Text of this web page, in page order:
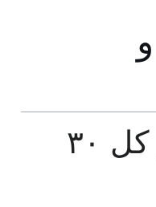
۳۰ صفحۀ زیر در این رده هستند؛ این رده در کل ۳۰